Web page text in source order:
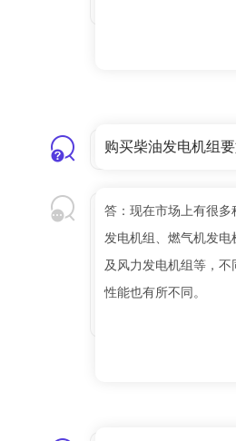
购买柴油发电机组
答：现在市场上有很多
发电机组、燃气机发电
及风力发电机组等，
性能也有所不同。